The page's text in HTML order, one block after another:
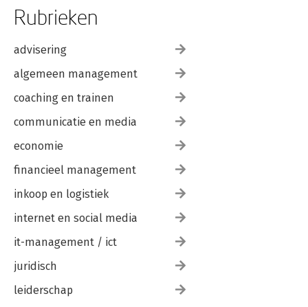
Rubrieken
advisering
algemeen management
coaching en trainen
communicatie en media
economie
financieel management
inkoop en logistiek
internet en social media
it-management / ict
juridisch
leiderschap